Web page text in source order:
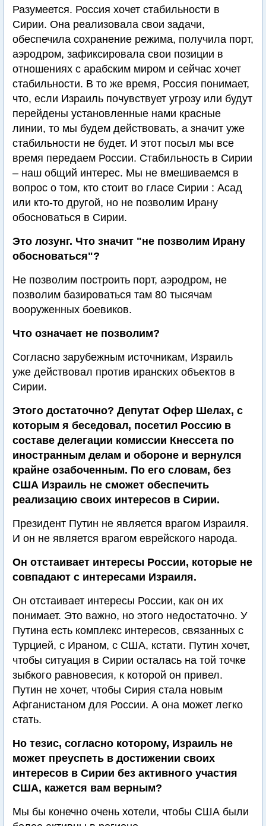
Разумеется. Россия хочет стабильности в
Сирии. Она реализовала свои задачи,
обеспечила сохранение режима, получила порт,
аэродром, зафиксировала свои позиции в
отношениях с арабским миром и сейчас хочет
стабильности. В то же время, Россия понимает,
что, если Израиль почувствует угрозу или будут
перейдены установленные нами красные
линии, то мы будем действовать, а значит уже
стабильности не будет. И этот посыл мы все
время передаем России. Стабильность в Сирии
– наш общий интерес. Мы не вмешиваемся в
вопрос о том, кто стоит во гласе Сирии : Асад
или кто-то другой, но не позволим Ирану
обосноваться в Сирии.
Это лозунг. Что значит "не позволим Ирану
обосноваться"?
Не позволим построить порт, аэродром, не
позволим базироваться там 80 тысячам
вооруженных боевиков.
Что означает не позволим?
Согласно зарубежным источникам, Израиль
уже действовал против иранских объектов в
Сирии.
Этого достаточно? Депутат Офер Шелах, с
которым я беседовал, посетил Россию в
составе делегации комиссии Кнессета по
иностранным делам и обороне и вернулся
крайне озабоченным. По его словам, без
США Израиль не сможет обеспечить
реализацию своих интересов в Сирии.
Президент Путин не является врагом Израиля.
И он не является врагом еврейского народа.
Он отстаивает интересы России, которые не
совпадают с интересами Израиля.
Он отстаивает интересы России, как он их
понимает. Это важно, но этого недостаточно. У
Путина есть комплекс интересов, связанных с
Турцией, с Ираном, с США, кстати. Путин хочет,
чтобы ситуация в Сирии осталась на той точке
зыбкого равновесия, к которой он привел.
Путин не хочет, чтобы Сирия стала новым
Афганистаном для России. А она может легко
стать.
Но тезис, согласно которому, Израиль не
может преуспеть в достижении своих
интересов в Сирии без активного участия
США, кажется вам верным?
Мы бы конечно очень хотели, чтобы США были